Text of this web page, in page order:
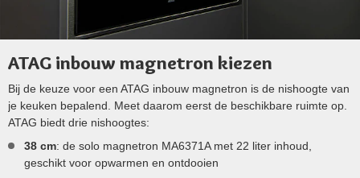
ATAG inbouw magnetron kiezen
Bij de keuze voor een ATAG inbouw magnetron is de nishoogte van
je keuken bepalend. Meet daarom eerst de beschikbare ruimte op.
ATAG biedt drie nishoogtes:
38 cm: de solo magnetron MA6371A met 22 liter inhoud,
geschikt voor opwarmen en ontdooien